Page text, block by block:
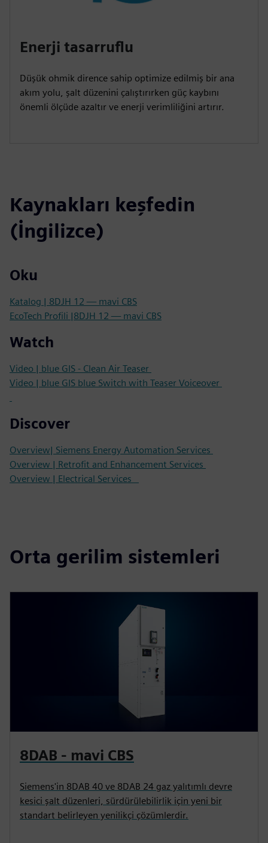
Enerji tasarruflu
Düşük ohmik dirence sahip optimize edilmiş bir ana
akım yolu, şalt düzenini çalıştırırken güç kaybını
önemli ölçüde azaltır ve enerji verimliliğini artırır.
Kaynakları keşfedin
(İngilizce)
Oku
Katalog | 8DJH 12 — mavi CBS
EcoTech Profili |8DJH 12 — mavi CBS
Watch
Video | blue GIS - Clean Air Teaser
Video | blue GIS blue Switch with Teaser Voiceover
Discover
Overview| Siemens Energy Automation Services
Overview | Retrofit and Enhancement Services
Overview | Electrical Services
Orta gerilim sistemleri
8DAB - mavi CBS
Siemens'in 8DAB 40 ve 8DAB 24 gaz yalıtımlı devre
kesici şalt düzenleri, sürdürülebilirlik için yeni bir
standart belirleyen yenilikçi çözümlerdir.